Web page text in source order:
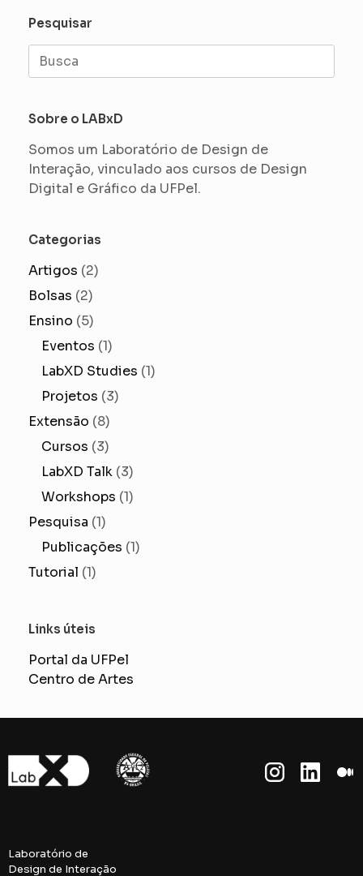
Pesquisar
Search
for:
Sobre o LABxD
Somos um Laboratório de Design de
Interação, vinculado aos cursos de Design
Digital e Gráfico da UFPel.
Categorias
Artigos (2)
Bolsas (2)
Ensino (5)
Eventos (1)
LabXD Studies (1)
Projetos (3)
Extensão (8)
Cursos (3)
LabXD Talk (3)
Workshops (1)
Pesquisa (1)
Publicações (1)
Tutorial (1)
Links úteis
Portal da UFPel
Centro de Artes
Laboratório de
Design de Interação